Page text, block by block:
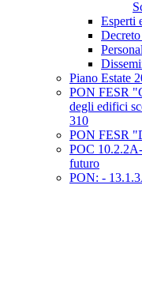
Esperti
Piano Estate
PON FESR
degli edifici
310
PON FESR
POC
futuro
PON: -